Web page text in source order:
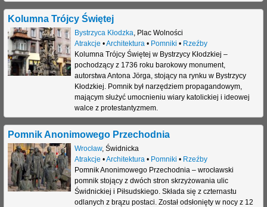
Kolumna Trójcy Świętej
Bystrzyca Kłodzka Plac Wolności
Atrakcje •Architektura • Pomniki • Rzeźby
Kolumna Trójcy Świętej w Bystrzycy Kłodzkiej –
pochodzący z 1736 roku barokowy monument,
autorstwa Antona Jörga, stojący na rynku w Bystrzycy
Kłodzkiej. Pomnik był narzędziem propagandowym,
mającym służyć umocnieniu wiary katolickiej i ideowej
walce z protestantyzmem.
Pomnik Anonimowego Przechodnia
Wrocław, Świdnicka
Atrakcje •Architektura • Pomniki • Rzeźby
Pomnik Anonimowego Przechodnia – wrocławski
pomnik stojący z dwóch stron skrzyżowania ulic
Świdnickiej i Piłsudskiego. Składa się z czternastu
odlanych z brązu postaci. Został odsłonięty w nocy z 12